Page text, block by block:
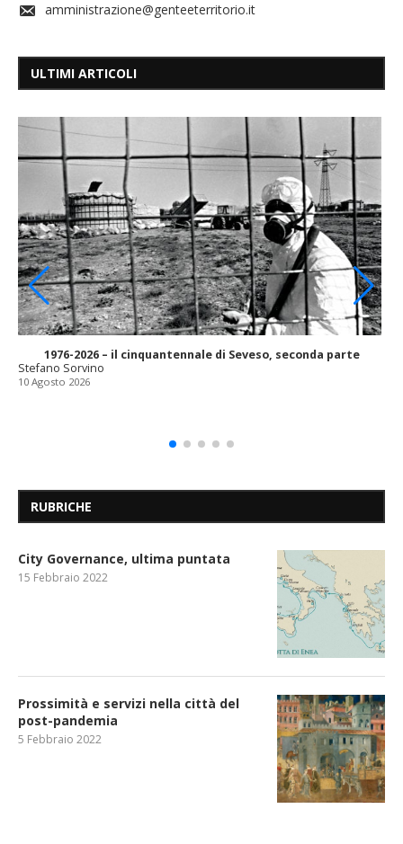
amministrazione@genteeterritorio.it
ULTIMI ARTICOLI
1976-2026 – il cinquantennale di Seveso, seconda parte
Stefano Sorvino
10 Agosto 2026
RUBRICHE
City Governance, ultima puntata
15 Febbraio 2022
Prossimità e servizi nella città del
post-pandemia
5 Febbraio 2022